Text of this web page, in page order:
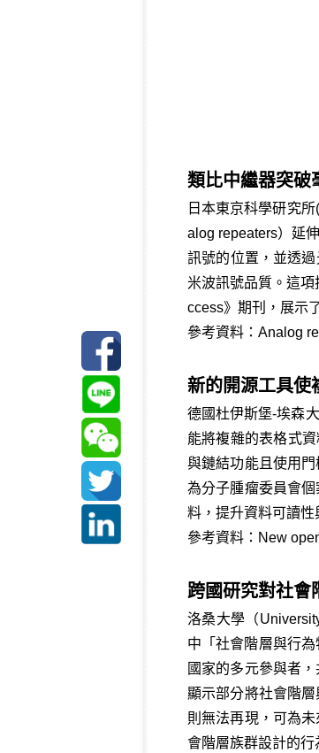
類比中繼器突破
日本東京科學研究
alog repeaters）延
訊號的位置，並透
米波訊號品質。這
ccess》期刊，展示
參考資料： Analog
新的開源工具使
德國杜伊斯堡-埃森
能將複雜的表格式
與鏈結功能且使用
為分子腫瘤委員會
料，提升資料可讀性
參考資料： New
跨國研究對社會
洛桑大學（
中「社會階層與行
國家的多元參與者
顯示部分將社會階
則無法再現，可為
會階層族群設計的行